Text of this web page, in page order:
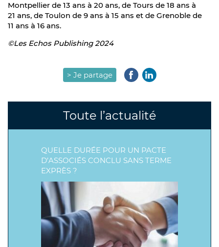
Montpellier de 13 ans à 20 ans, de Tours de 18 ans à
21 ans, de Toulon de 9 ans à 15 ans et de Grenoble de
11 ans à 16 ans.
©Les Echos Publishing 2024
> Je partage
Toute l’actualité
QUELLE DURÉE POUR UN PACTE
D’ASSOCIÉS CONCLU SANS TERME
EXPRÈS ?